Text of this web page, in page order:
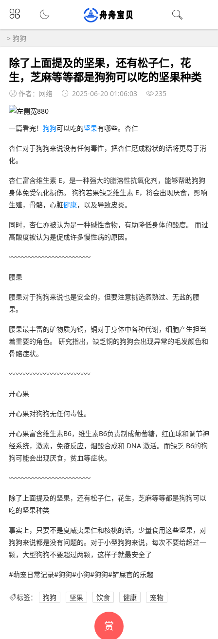
> 狗狗
️除了上面提及的坚果，还有松子仁，花
生，芝麻等等都是狗狗可以吃的坚果种类
作者：网络 2025-06-20 01:06:03 235
一篇看完！ 狗狗可以吃的坚果有哪些。️杏仁
️杏仁对于狗狗来说没有任何毒性，把杏仁磨成粉状的话将更易于消
化。
️杏仁富含维生素 E，是一种强大的脂溶性抗氧化剂，能够帮助狗狗
身体免受氧化损伤。 狗狗若果缺乏维生素 E，将会出现厌食，影响
生殖，骨骼，心脏健康，以及导致皮炎。
️同时，杏仁亦被认为是一种碱性食物，有助降低身体的酸度。 而过
高酸度被认为是促成许多慢性病的原因。
〰️〰️〰️〰️〰️〰️〰️〰️〰️〰️〰️〰️
️腰果
️腰果对于狗狗来说也是安全的，但要注意挑选煮熟过、无盐的腰
果。
️腰果最丰富的矿物质为铜，铜对于身体中各种代谢，细胞产生担当
着重要的角色。 研究指出，缺乏铜的狗狗会出现异常的毛发颜色和
骨骼症状。
〰️〰️〰️〰️〰️〰️〰️〰️〰️〰️〰️〰️
️开心果
️开心果对狗狗无任何毒性。
️开心果富含维生素B6，维生素B6负责制成葡萄糖，红血球和调节神
经系统，激素，免疫反应，烟酸合成和 DNA 激活。而缺乏 B6的狗
狗可能会出现厌食，贫血等症状。
〰️〰️〰️〰️〰️〰️〰️〰️〰️〰️〰️〰️
️除了上面提及的坚果，还有松子仁，花生，芝麻等等都是狗狗可以
吃的坚果种类
事实上，只要不是夏威夷果仁和核桃的话，少量食用这些坚果，对
狗狗来说都是没有问题的。对于小型狗狗来说，每次不要给超过一
颗，大型狗狗不要超过两颗，这样子就最安全了️
#萌宠日常记录#狗狗#小狗#狗狗#铲屎官的乐趣
标签： 狗狗 坚果 饮食 健康 宠物
赏